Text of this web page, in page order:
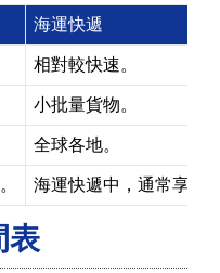
海運快遞
相對較快速。
小批量貨物。
全球各地。
海運快遞中，通常享有
表